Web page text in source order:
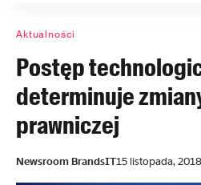
Aktualności
Postęp
determinuje
prawniczej
Newsroom BrandsIT15 listopada, 2018